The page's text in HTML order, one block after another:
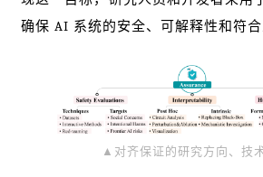
确保 AI 系统的安全、可解释性和符合
▲对齐保证的研究方向、技